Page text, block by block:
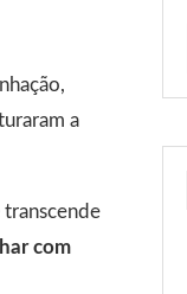
a
com